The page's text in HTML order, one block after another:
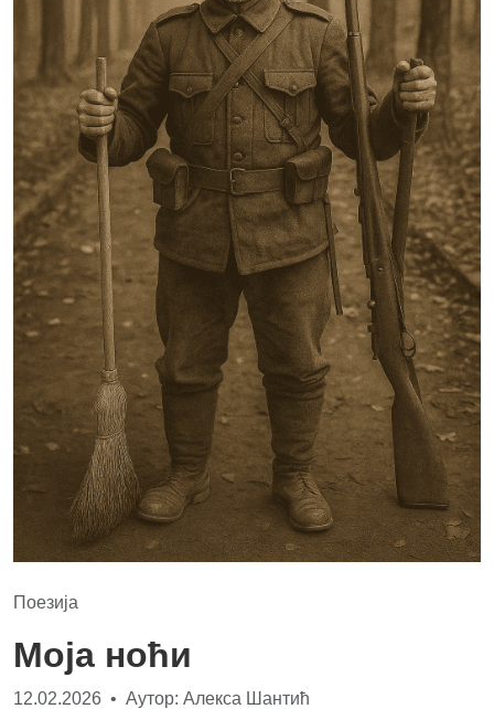
Поезија
Моја ноћи
12.02.2026 • Аутор: Алекса Шантић